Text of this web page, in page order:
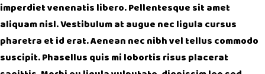
imperdiet venenatis libero. Pellentesque sit amet
aliquam nisl. Vestibulum at augue nec ligula cursus
pharetra et id erat. Aenean nec nibh vel tellus commodo
suscipit. Phasellus quis mi lobortis risus placerat